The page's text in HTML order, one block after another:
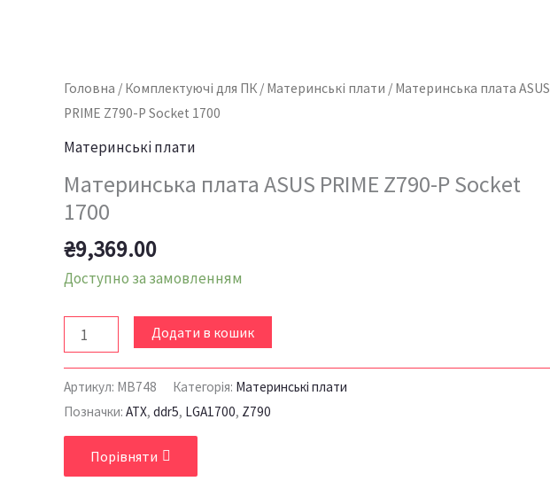
Головна / Комплектуючі для ПК / Материнські плати / Материнська плата ASUS
PRIME Z790-P Socket 1700
Материнські плати
Материнська плата ASUS PRIME Z790-P Socket
1700
₴9,369.00
Доступно за замовленням
Додати в кошик
Артикул: MB748 Категорія: Материнські плати
Позначки: ATX, ddr5, LGA1700, Z790
Порівняти